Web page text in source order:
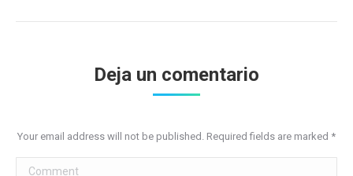
Deja un comentario
Your email address will not be published. Required fields are marked *
Comment